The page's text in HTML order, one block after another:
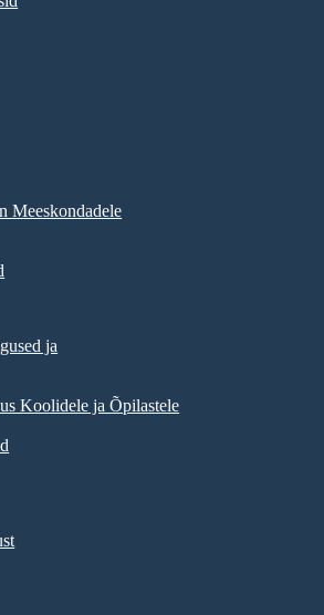
Meeskondadele
ja
Koolidele ja Õpilastele